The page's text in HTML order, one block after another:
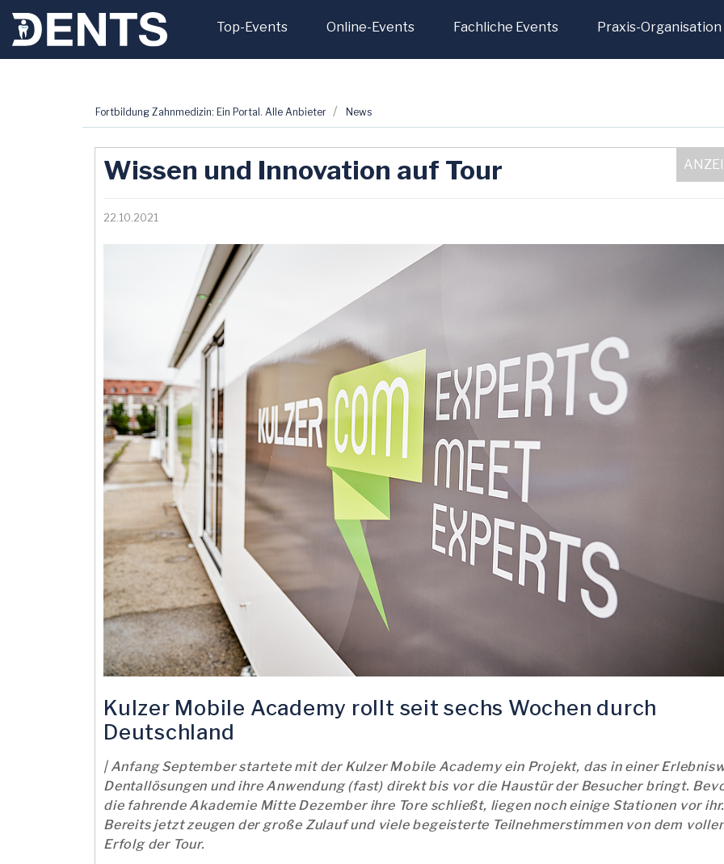
Top-Events Online-Events Fachliche Events Praxis-Organisation
Fortbildung Zahnmedizin: Ein Portal. Alle Anbieter News
Wissen und Innovation auf Tour
22.10.2021
Kulzer Mobile Academy rollt seit sechs Wochen durch
Deutschland
| Anfang September startete mit der Kulzer Mobile Academy ein Projekt, das in einer
Dentallösungen und ihre Anwendung (fast) direkt bis vor die Haustür der Besucher bringt.
die fahrende Akademie Mitte Dezember ihre Tore schließt, liegen noch einige Stationen vor ihr.
Bereits jetzt zeugen der große Zulauf und viele begeisterte Teilnehmerstimmen von dem
Erfolg der Tour.